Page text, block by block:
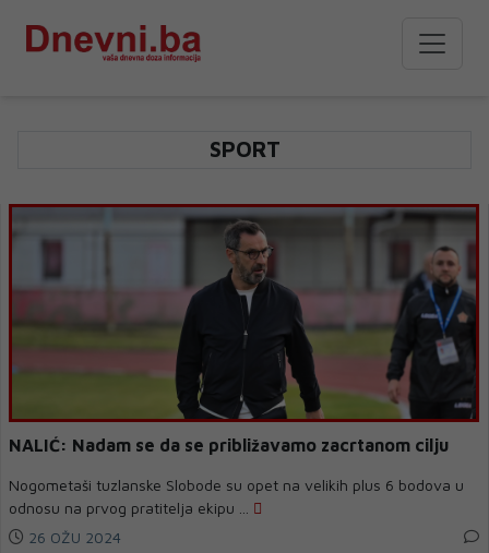
SPORT
NALIĆ: Nadam se da se približavamo zacrtanom cilju
Nogometaši tuzlanske Slobode su opet na velikih plus 6 bodova u
odnosu na prvog pratitelja ekipu ...
26 OŽU 2024